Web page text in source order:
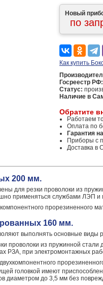
Новый
по
Как купить
Госреестр РФ:
Статус:
Наличие в
Обратите
Работаем
Оплата по
Гарантия
Приборы с
Доставка в
200 мм.
для резки проволоки из
применяться службами ЛЭП
прорезиненного
160 мм.
выполнять основные виды
проволоки из пружинной
РЗА, при электромонтажных
головкой имеют
диаметром до 3,5 мм без